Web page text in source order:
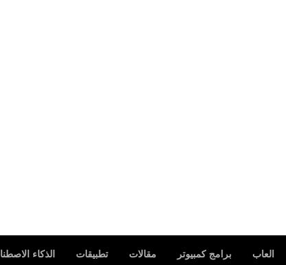
العاب برامج كمبيوتر مقالات تطبيقات الذكاء